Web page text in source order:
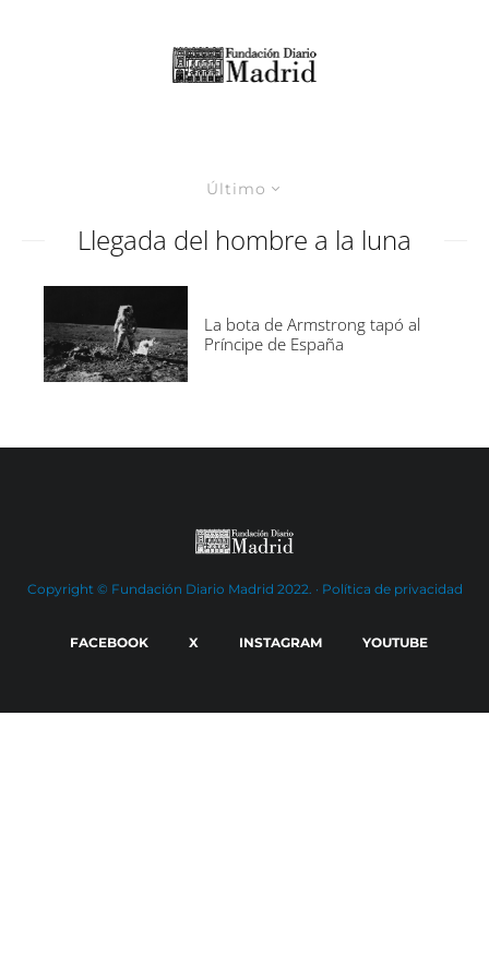
Último
Llegada del hombre a la luna
La bota de Armstrong tapó al
Príncipe de España
Copyright © Fundación Diario Madrid 2022. · Política de privacidad
FACEBOOK X INSTAGRAM YOUTUBE